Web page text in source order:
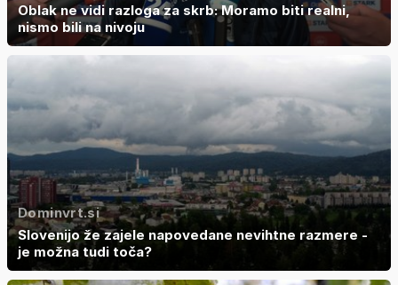
Oblak ne vidi razloga za skrb: Moramo biti realni,
nismo bili na nivoju
Dominvrt.si
Slovenijo že zajele napovedane nevihtne razmere -
je možna tudi toča?